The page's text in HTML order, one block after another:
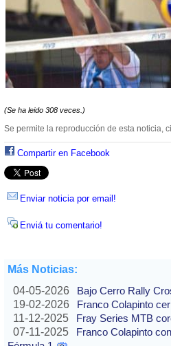
(Se ha leido 308 veces.)
Se permite la reproducción de esta noticia,
Compartir en Facebook
Enviar noticia por email!
Enviá tu comentario!
Más Noticias:
04-05-2026
Bajo Cerro Rally
19-02-2026
Franco Colapinto
11-12-2025
Fray Series MTB
07-11-2025
Franco Colapinto